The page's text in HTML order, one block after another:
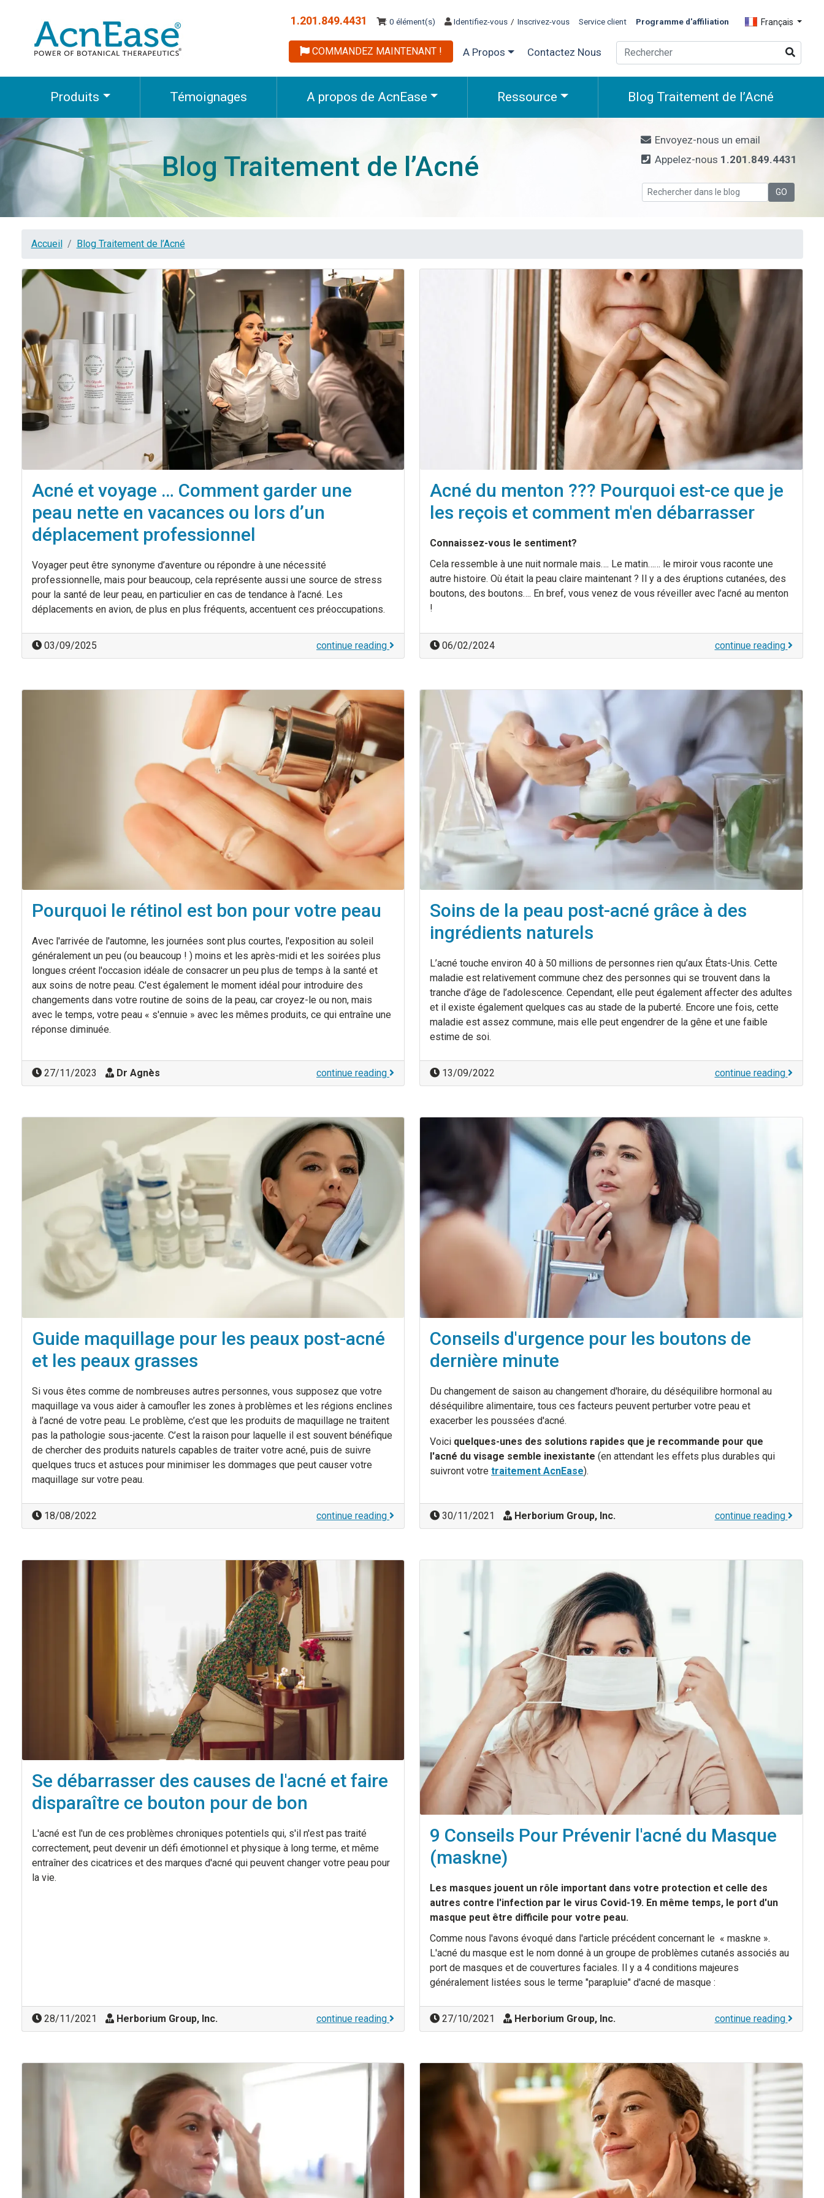
1.201.849.4431 : 0 élément(s) Identifiez-vous / Inscrivez-vous Service client Programme d'affiliation Français
COMMANDEZ MAINTENANT ! A Propos Contactez Nous
Produits Témoignages A propos de AcnEase Ressource Blog Traitement de l’Acné
Blog Traitement de l’Acné
Envoyez-nous un email
Appelez-nous 1.201.849.4431
Accueil Blog Traitement de l’Acné
Acné et voyage … Comment garder une
peau nette en vacances ou lors d’un
déplacement professionnel
Voyager peut être synonyme d’aventure ou répondre à une nécessité
professionnelle, mais pour beaucoup, cela représente aussi une source de stress
pour la santé de leur peau, en particulier en cas de tendance à l’acné. Les
déplacements en avion, de plus en plus fréquents, accentuent ces préoccupations.
03/09/2025 continue reading
Acné du menton ??? Pourquoi est-ce que je
les reçois et comment m'en débarrasser
Connaissez-vous le sentiment?
Cela ressemble à une nuit normale mais…. Le matin…… le miroir vous raconte une
autre histoire. Où était la peau claire maintenant ? Il y a des éruptions cutanées, des
boutons, des boutons…. En bref, vous venez de vous réveiller avec l’acné au menton
!
06/02/2024 continue reading
Pourquoi le rétinol est bon pour votre peau
Avec l'arrivée de l'automne, les journées sont plus courtes, l'exposition au soleil
généralement un peu (ou beaucoup ! ) moins et les après-midi et les soirées plus
longues créent l'occasion idéale de consacrer un peu plus de temps à la santé et
aux soins de notre peau. C'est également le moment idéal pour introduire des
changements dans votre routine de soins de la peau, car croyez-le ou non, mais
avec le temps, votre peau « s'ennuie » avec les mêmes produits, ce qui entraîne une
réponse diminuée.
27/11/2023 Dr Agnès continue reading
Soins de la peau post-acné grâce à des
ingrédients naturels
L’acné touche environ 40 à 50 millions de personnes rien qu’aux États-Unis. Cette
maladie est relativement commune chez des personnes qui se trouvent dans la
tranche d’âge de l’adolescence. Cependant, elle peut également affecter des adultes
et il existe également quelques cas au stade de la puberté. Encore une fois, cette
maladie est assez commune, mais elle peut engendrer de la gêne et une faible
estime de soi.
13/09/2022 continue reading
Guide maquillage pour les peaux post-acné
et les peaux grasses
Si vous êtes comme de nombreuses autres personnes, vous supposez que votre
maquillage va vous aider à camoufler les zones à problèmes et les régions enclines
à l’acné de votre peau. Le problème, c’est que les produits de maquillage ne traitent
pas la pathologie sous-jacente. C’est la raison pour laquelle il est souvent bénéfique
de chercher des produits naturels capables de traiter votre acné, puis de suivre
quelques trucs et astuces pour minimiser les dommages que peut causer votre
maquillage sur votre peau.
18/08/2022 continue reading
Conseils d'urgence pour les boutons de
dernière minute
Du changement de saison au changement d'horaire, du déséquilibre hormonal au
déséquilibre alimentaire, tous ces facteurs peuvent perturber votre peau et
exacerber les poussées d'acné.
Voici quelques-unes des solutions rapides que je recommande pour que
l'acné du visage semble inexistante (en attendant les effets plus durables qui
suivront votre traitement AcnEase).
30/11/2021 Herborium Group, Inc. continue reading
Se débarrasser des causes de l'acné et faire
disparaître ce bouton pour de bon
L'acné est l'un de ces problèmes chroniques potentiels qui, s'il n'est pas traité
correctement, peut devenir un défi émotionnel et physique à long terme, et même
entraîner des cicatrices et des marques d'acné qui peuvent changer votre peau pour
la vie.
28/11/2021 Herborium Group, Inc. continue reading
9 Conseils Pour Prévenir l'acné du Masque
(maskne)
Les masques jouent un rôle important dans votre protection et celle des
autres contre l'infection par le virus Covid-19. En même temps, le port d'un
masque peut être difficile pour votre peau.
Comme nous l'avons évoqué dans l'article précédent concernant le « maskne ».
L'acné du masque est le nom donné à un groupe de problèmes cutanés associés au
port de masques et de couvertures faciales. Il y a 4 conditions majeures
généralement listées sous le terme "parapluie" d'acné de masque :
27/10/2021 Herborium Group, Inc. continue reading